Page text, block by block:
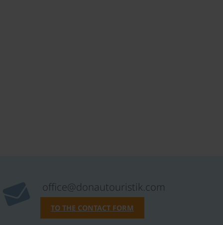
office@donautouristik.com
TO THE CONTACT FORM